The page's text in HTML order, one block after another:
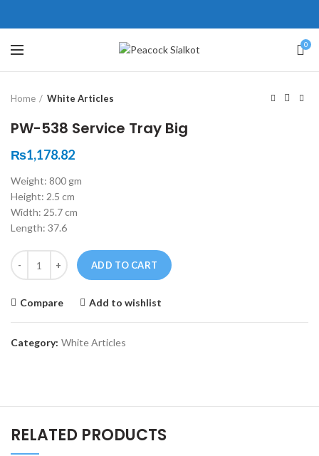
0
Click to enlarge
Home White Articles
PW-538 Service Tray Big
₨1,178.82
Weight: 800 gm
Height: 2.5 cm
Width: 25.7 cm
Length: 37.6
Quantity
ADD TO CART
Compare Add to wishlist
Category: White Articles
RELATED PRODUCTS
壯陽藥台灣購物
，這不是因為缺乏性生活，而
為缺乏溝通，所以保持談話很
盾越來越大，往往這是ED的情
會變得更加嚴重。
犀利士壯陽藥線上購買
戲都可以很好的幫助你獲得一
高質量的夫妻生活。 犀利士 治療
鬆，便於陰莖快速充血達到滿
堅硬勃起。在醫學界和陽痿病
望下，犀利士作為新一批藥
有其優良特點。